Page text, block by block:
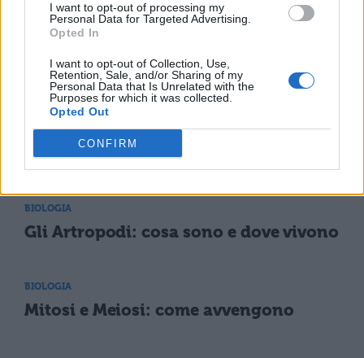
I want to opt-out of processing my
Personal Data for Targeted Advertising.
Opted In
I want to opt-out of Collection, Use,
Retention, Sale, and/or Sharing of my
Personal Data that Is Unrelated with the
Purposes for which it was collected.
Opted Out
CONFIRM
La duplicazione del DNA: come avviene
BIOLOGIA
I procarioti: cosa sono
BIOLOGIA
Gli Artropodi: cosa sono e dove vivono
BIOLOGIA
Mitosi e Meiosi: come avvengono